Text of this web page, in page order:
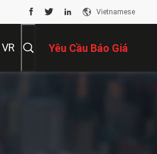
Vietnamese
VR Yêu Cầu Báo Giá